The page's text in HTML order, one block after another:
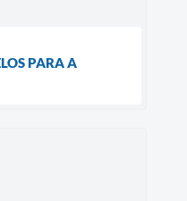
PARA A